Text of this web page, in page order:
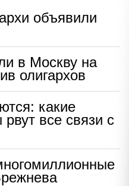
объявили
в Москву на
олигархов
какие
все связи с